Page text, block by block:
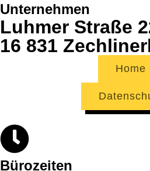
Unternehmen
Luhmer Straße
16 831
Home
Bürozeiten